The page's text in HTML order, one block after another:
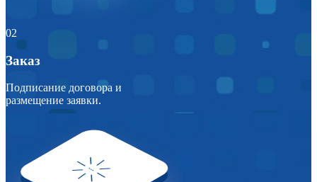
02
Заказ
Подписание договора и
размещение заявки.